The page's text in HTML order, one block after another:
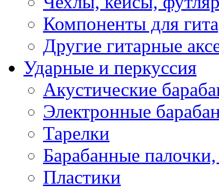
Компоненты для
Другие гитарные
Ударные и перкуссия
Акустические
Электронные
Тарелки
Барабанные
Пластики